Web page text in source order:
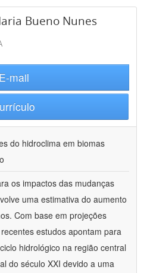
Bueno Nunes
E-mail
do hidroclima em biomas
os impactos das mudanças
uma estimativa do aumento
Com base em projeções
estudos apontam para
hidrológico na região central
do século XXI devido a uma